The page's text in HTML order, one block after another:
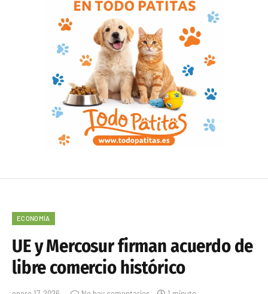
ECONOMÍA
UE y Mercosur firman acuerdo de
libre comercio histórico